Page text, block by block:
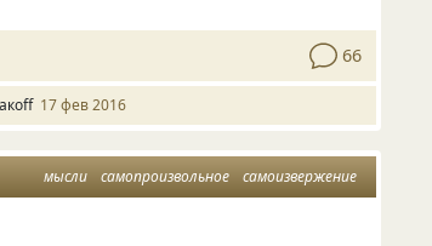
66
17 фев 2016
мысли самопроизвольное самоизвержение